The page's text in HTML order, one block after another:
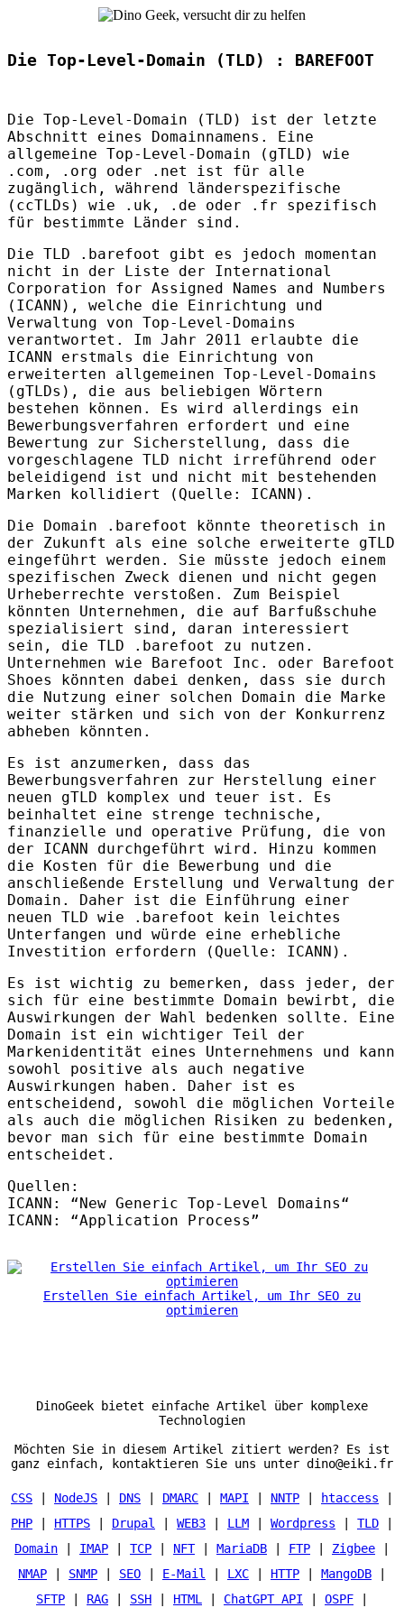
Die Top-Level-Domain (TLD) : BAREFOOT
Die Top-Level-Domain (TLD ) ist der letzte
Abschnitt eines Domainnamens. Eine
allgemeine Top-Level-Domain (gTLD) wie
.com, .org oder .net ist für alle
zugänglich, während länderspezifische
(ccTLDs) wie .uk, .de oder .fr spezifisch
für bestimmte Länder sind.
Die TLD .barefoot gibt es jedoch momentan
nicht in der Liste der International
Corporation for Assigned Names and Numbers
( ICANN ), welche die Einrichtung und
Verwaltung von Top-Level-Domains
verantwortet. Im Jahr 2011 erlaubte die
ICANN erstmals die Einrichtung von
erweiterten allgemeinen Top-Level-Domains
(gTLDs), die aus beliebigen Wörtern
bestehen können. Es wird allerdings ein
Bewerbungsverfahren erfordert und eine
Bewertung zur Sicherstellung, dass die
vorgeschlagene TLD nicht irreführend oder
beleidigend ist und nicht mit bestehenden
Marken kollidiert (Quelle: ICANN ).
Die Domain .barefoot könnte theoretisch in
der Zukunft als eine solche erweiterte gTLD
eingeführt werden. Sie müsste jedoch einem
spezifischen Zweck dienen und nicht gegen
Urheberrechte verstoßen. Zum Beispiel
könnten Unternehmen, die auf Barfußschuhe
spezialisiert sind, daran interessiert
sein, die TLD .barefoot zu nutzen.
Unternehmen wie Barefoot Inc. oder Barefoot
Shoes könnten dabei denken, dass sie durch
die Nutzung einer solchen Domain die Marke
weiter stärken und sich von der Konkurrenz
abheben könnten.
Es ist anzumerken, dass das
Bewerbungsverfahren zur Herstellung einer
neuen gTLD komplex und teuer ist. Es
beinhaltet eine strenge technische,
finanzielle und operative Prüfung, die von
der ICANN durchgeführt wird. Hinzu kommen
die Kosten für die Bewerbung und die
anschließende Erstellung und Verwaltung der
Domain. Daher ist die Einführung einer
neuen TLD wie .barefoot kein leichtes
Unterfangen und würde eine erhebliche
Investition erfordern (Quelle: ICANN ).
Es ist wichtig zu bemerken, dass jeder, der
sich für eine bestimmte Domain bewirbt, die
Auswirkungen der Wahl bedenken sollte. Eine
Domain ist ein wichtiger Teil der
Markenidentität eines Unternehmens und kann
sowohl positive als auch negative
Auswirkungen haben. Daher ist es
entscheidend, sowohl die möglichen Vorteile
als auch die möglichen Risiken zu bedenken,
bevor man sich für eine bestimmte Domain
entscheidet.
Quellen:
ICANN: “New Generic Top-Level Domains“
ICANN: “Application Process”
Erstellen Sie einfach Artikel, um Ihr SEO zu
optimieren
DinoGeek bietet einfache Artikel über komplexe
Technologien
Möchten Sie in diesem Artikel zitiert werden? Es ist
ganz einfach, kontaktieren Sie uns unter dino@eiki.fr
CSS NodeJS DNS DMARC MAPI NNTP htaccess
PHP
HTTPS Drupal WEB3 LLM Wordpress TLD
Domain
IMAP TCP NFT| MariaDB FTP Zigbee
NMAP
SNMP SEO E-Mail LXC HTTP MangoDB
SFTP
RAG SSH HTML ChatGPT API OSPF